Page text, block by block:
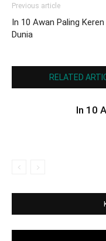
Previous article
In 10 Awan Paling Keren
Dunia
RELATED
In 10